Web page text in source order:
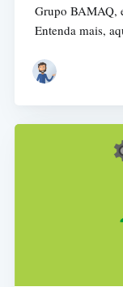
Grupo BAMAQ,
Entenda mais,